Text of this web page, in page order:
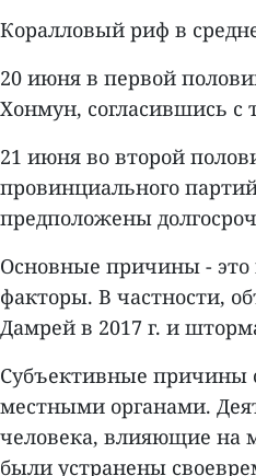
Коралловый риф в
20 июня в первой
Хонмун, согласившись с
21 июня во второй
провинциального
предположены
Основные причины - это
факторы. В частности,
Дамрей в 2017 г. и
Субъективные причины
местными органами.
человека, влияющие на
были устранены